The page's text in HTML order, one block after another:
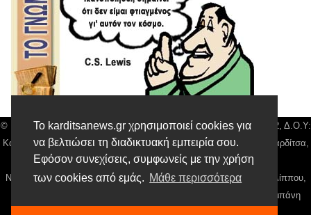
Το karditsanews.gr χρησιμοποιεί cookies για
να βελτιώσει τη διαδικτυακή εμπειρία σου.
Εφόσον συνεχίσεις, συμφωνείς με την χρήση
των cookies από εμάς. Μάθε περισσότερα
© Karditsa News | Διακριτικός Τίτλος: Orion Media, ΑΦΜ: 043750542, Δ.Ο.Υ:
Καρδίτσας, Αρ. Γεμή: 018804431000, Δ/νση: Διάκου 10 τ.κ 43132 Καρδίτσα,
Τηλ: 24410 42500, email:news@karditsanews.gr.
Νόμιμος Εκπρόσωπος, Ιδιοκτήτης και Διαχειριστής: Παναγιώτης Φιλίππου,
Διευθύντρια: Γιαννουσά Βασιλική, Διευθύντιρα Σύνταξης: Μπαλαμπάνη